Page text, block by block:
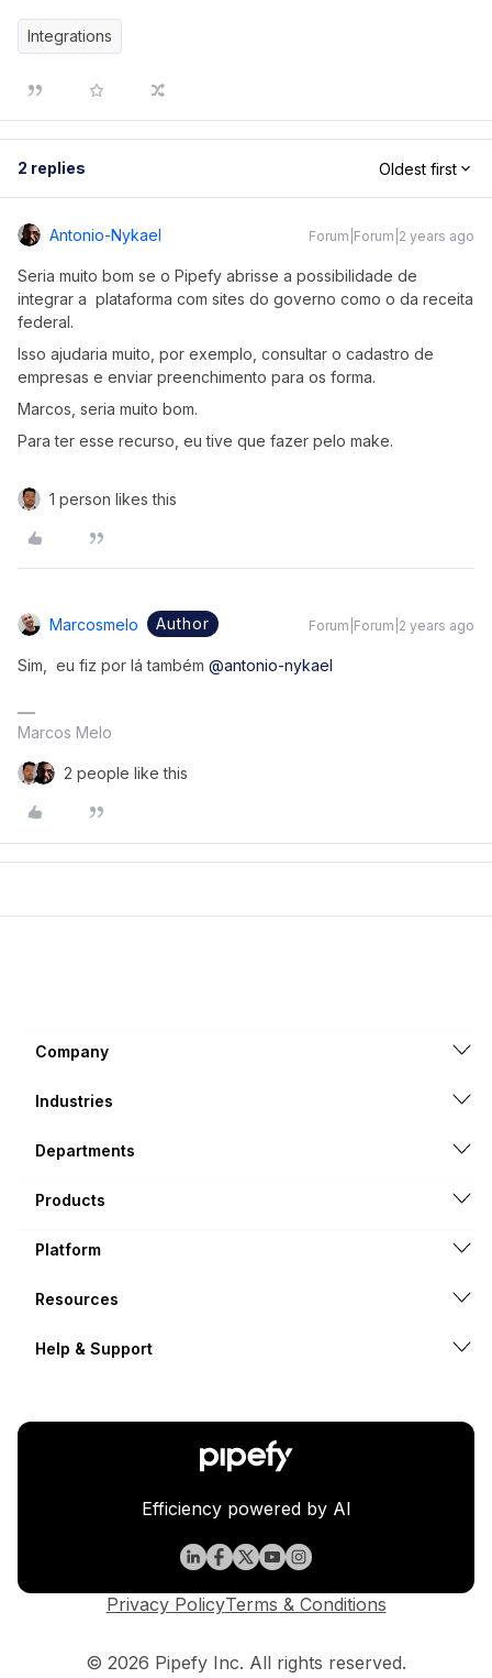
Integrations
2 replies Oldest first
Antonio-Nykael Forum|Forum|2 years ago
Seria muito bom se o Pipefy abrisse a possibilidade de
integrar a plataforma com sites do governo como o da receita
federal.
Isso ajudaria muito, por exemplo, consultar o cadastro de
empresas e enviar preenchimento para os forma.
Marcos, seria muito bom.
Para ter esse recurso, eu tive que fazer pelo make.
1 person likes this
Marcosmelo Author Forum|Forum|2 years ago
Sim, eu fiz por lá também @antonio-nykael
Marcos Melo
2 people like this
Company
Industries
Departments
Products
Platform
Resources
Help & Support
Efficiency powered by AI
© 2026 Pipefy Inc. All rights reserved.
Privacy PolicyTerms & Conditions